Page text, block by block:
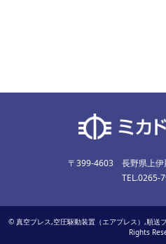
〒399-4603 長野県上伊
TEL.0265-
© 真空プレス,空圧駆動装置（エアプレス）,順送
Rights